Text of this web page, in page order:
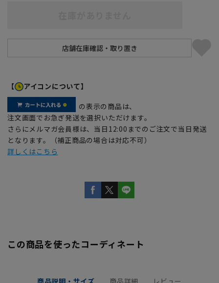
【 アイコンについて】
の表示の商品は、
注文画面でお急ぎ発送を選択いただけます。
さらにメルマガ会員様は、当日12:00までのご注文で当日発送
となります。（補正商品の場合は対応不可）
詳しくはこちら
この商品を使ったコーディネート
商品説明・サイズ 商品詳細 レビュー